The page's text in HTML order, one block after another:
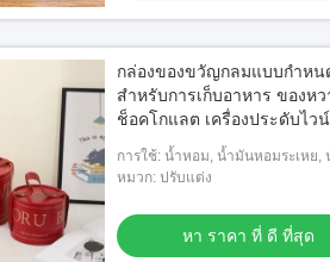
กล่องของขวัญกลมแบบกําหน
สําหรับการเก็บอาหาร ของห
ช็อคโกแลต เครื่องประดับไวน์
การใช้: น้ำหอม, น้ำมันหอมระเหย,
ทาเล็บ
หมวก: ปรับแต่ง
หา ราคา ที่ ดี ที่สุด